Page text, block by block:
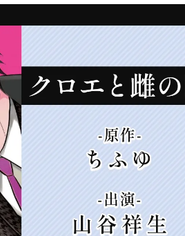
今期
FOLLOW US